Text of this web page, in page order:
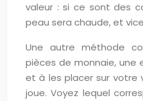
valeur : si ce sont des
peau sera chaude, et
Une autre méthode
pièces de monnaie, une
et à les placer sur votre
joue. Voyez lequel